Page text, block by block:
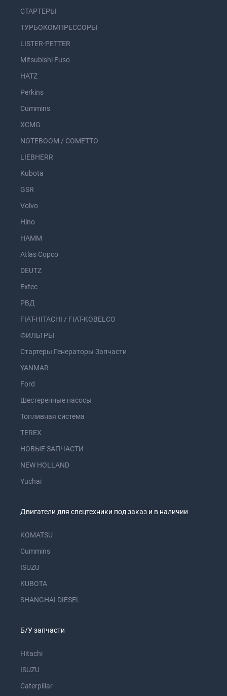
СТАРТЕРЫ
ТУРБОКОМПРЕССОРЫ
LISTER-PETTER
Mitsubishi Fuso
HATZ
Perkins
Cummins
XCMG
NOTEBOOM / COMETTO
LIEBHERR
Kubota
GSR
Volvo
Hino
HAMM
Atlas Copco
DEUTZ
Extec
РВД
FIAT-HITACHI / FIAT-KOBELCO
ФИЛЬТРЫ
Стартеры Генераторы Запчасти
YANMAR
Ford
Шестеренные насосы
Топливная система
TEREX
НОВЫЕ ЗАПЧАСТИ
NEW HOLLAND
Yuchai
Двигатели для спецтехники под заказ и в наличии
KOMATSU
Cummins
ISUZU
KUBOTA
SHANGHAI DIESEL
Б/У запчасти
Hitachi
ISUZU
Caterpillar